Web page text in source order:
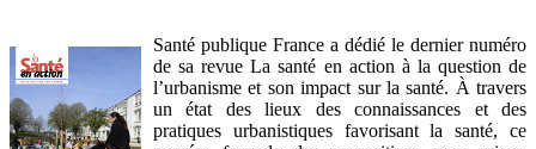
Santé publique France a dédié le dernier numéro
de sa revue La santé en action à la question de
l’urbanisme et son impact sur la santé. À travers
un état des lieux des connaissances et des
pratiques urbanistiques favorisant la santé, ce